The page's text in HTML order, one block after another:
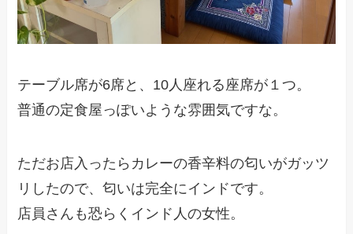
テーブル席が6席と、10人座れる座席が１つ。
普通の定食屋っぽいような雰囲気ですな。
ただお店入ったらカレーの香辛料の匂いがガッツ
リしたので、匂いは完全にインドです。
店員さんも恐らくインド人の女性。